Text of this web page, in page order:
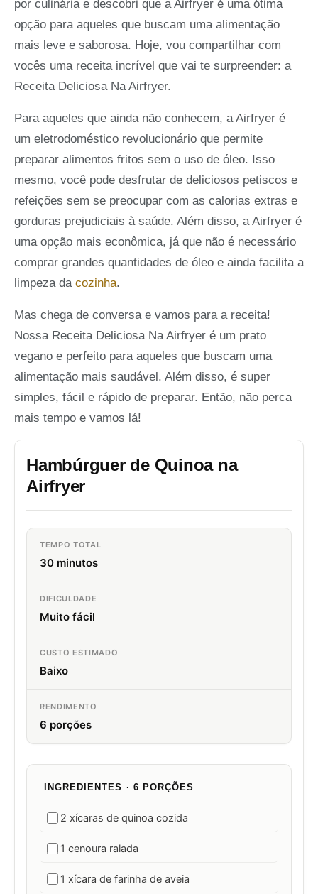
por culinária e descobri que a Airfryer é uma ótima
opção para aqueles que buscam uma alimentação
mais leve e saborosa. Hoje, vou compartilhar com
vocês uma receita incrível que vai te surpreender: a
Receita Deliciosa Na Airfryer.
Para aqueles que ainda não conhecem, a Airfryer é
um eletrodoméstico revolucionário que permite
preparar alimentos fritos sem o uso de óleo. Isso
mesmo, você pode desfrutar de deliciosos petiscos e
refeições sem se preocupar com as calorias extras e
gorduras prejudiciais à saúde. Além disso, a Airfryer é
uma opção mais econômica, já que não é necessário
comprar grandes quantidades de óleo e ainda facilita a
limpeza da cozinha.
Mas chega de conversa e vamos para a receita!
Nossa Receita Deliciosa Na Airfryer é um prato
vegano e perfeito para aqueles que buscam uma
alimentação mais saudável. Além disso, é super
simples, fácil e rápido de preparar. Então, não perca
mais tempo e vamos lá!
Hambúrguer de Quinoa na
Airfryer
TEMPO TOTAL
30 minutos
DIFICULDADE
Muito fácil
CUSTO ESTIMADO
Baixo
RENDIMENTO
6 porções
INGREDIENTES · 6 PORÇÕES
2 xícaras de quinoa cozida
1 cenoura ralada
1 xícara de farinha de aveia